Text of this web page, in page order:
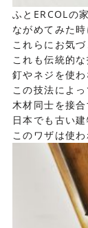
ふとERCOLの
ながめてみた時
これらにお気
これも伝統的
釘やネジを使わ
この技法によ
木材同士を接合
日本でも古い
このワザは使わ